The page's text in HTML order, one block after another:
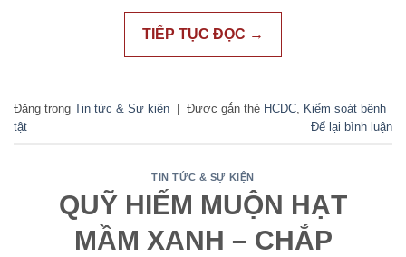
TIẾP TỤC ĐỌC →
Đăng trong Tin tức & Sự kiện Được gắn thẻ HCDC, Kiểm soát bệnh
tật
Để lại bình luận
TIN TỨC & SỰ KIỆN
QUỸ HIẾM MUỘN HẠT
MẦM XANH – CHẮP